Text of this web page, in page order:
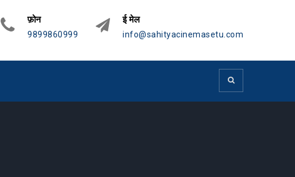
फ़ोन
9899860999
ई मेल
info@sahityacinemasetu.com